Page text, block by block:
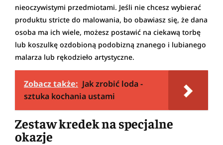
nieoczywistymi przedmiotami. Jeśli nie chcesz wybierać
produktu stricte do malowania, bo obawiasz się, że dana
osoba ma ich wiele, możesz postawić na ciekawą torbę
lub koszulkę ozdobioną podobizną znanego i lubianego
malarza lub rękodzieło artystyczne.
Zobacz także: Jak zrobić loda -
sztuka kochania ustami
Zestaw kredek na specjalne
okazje